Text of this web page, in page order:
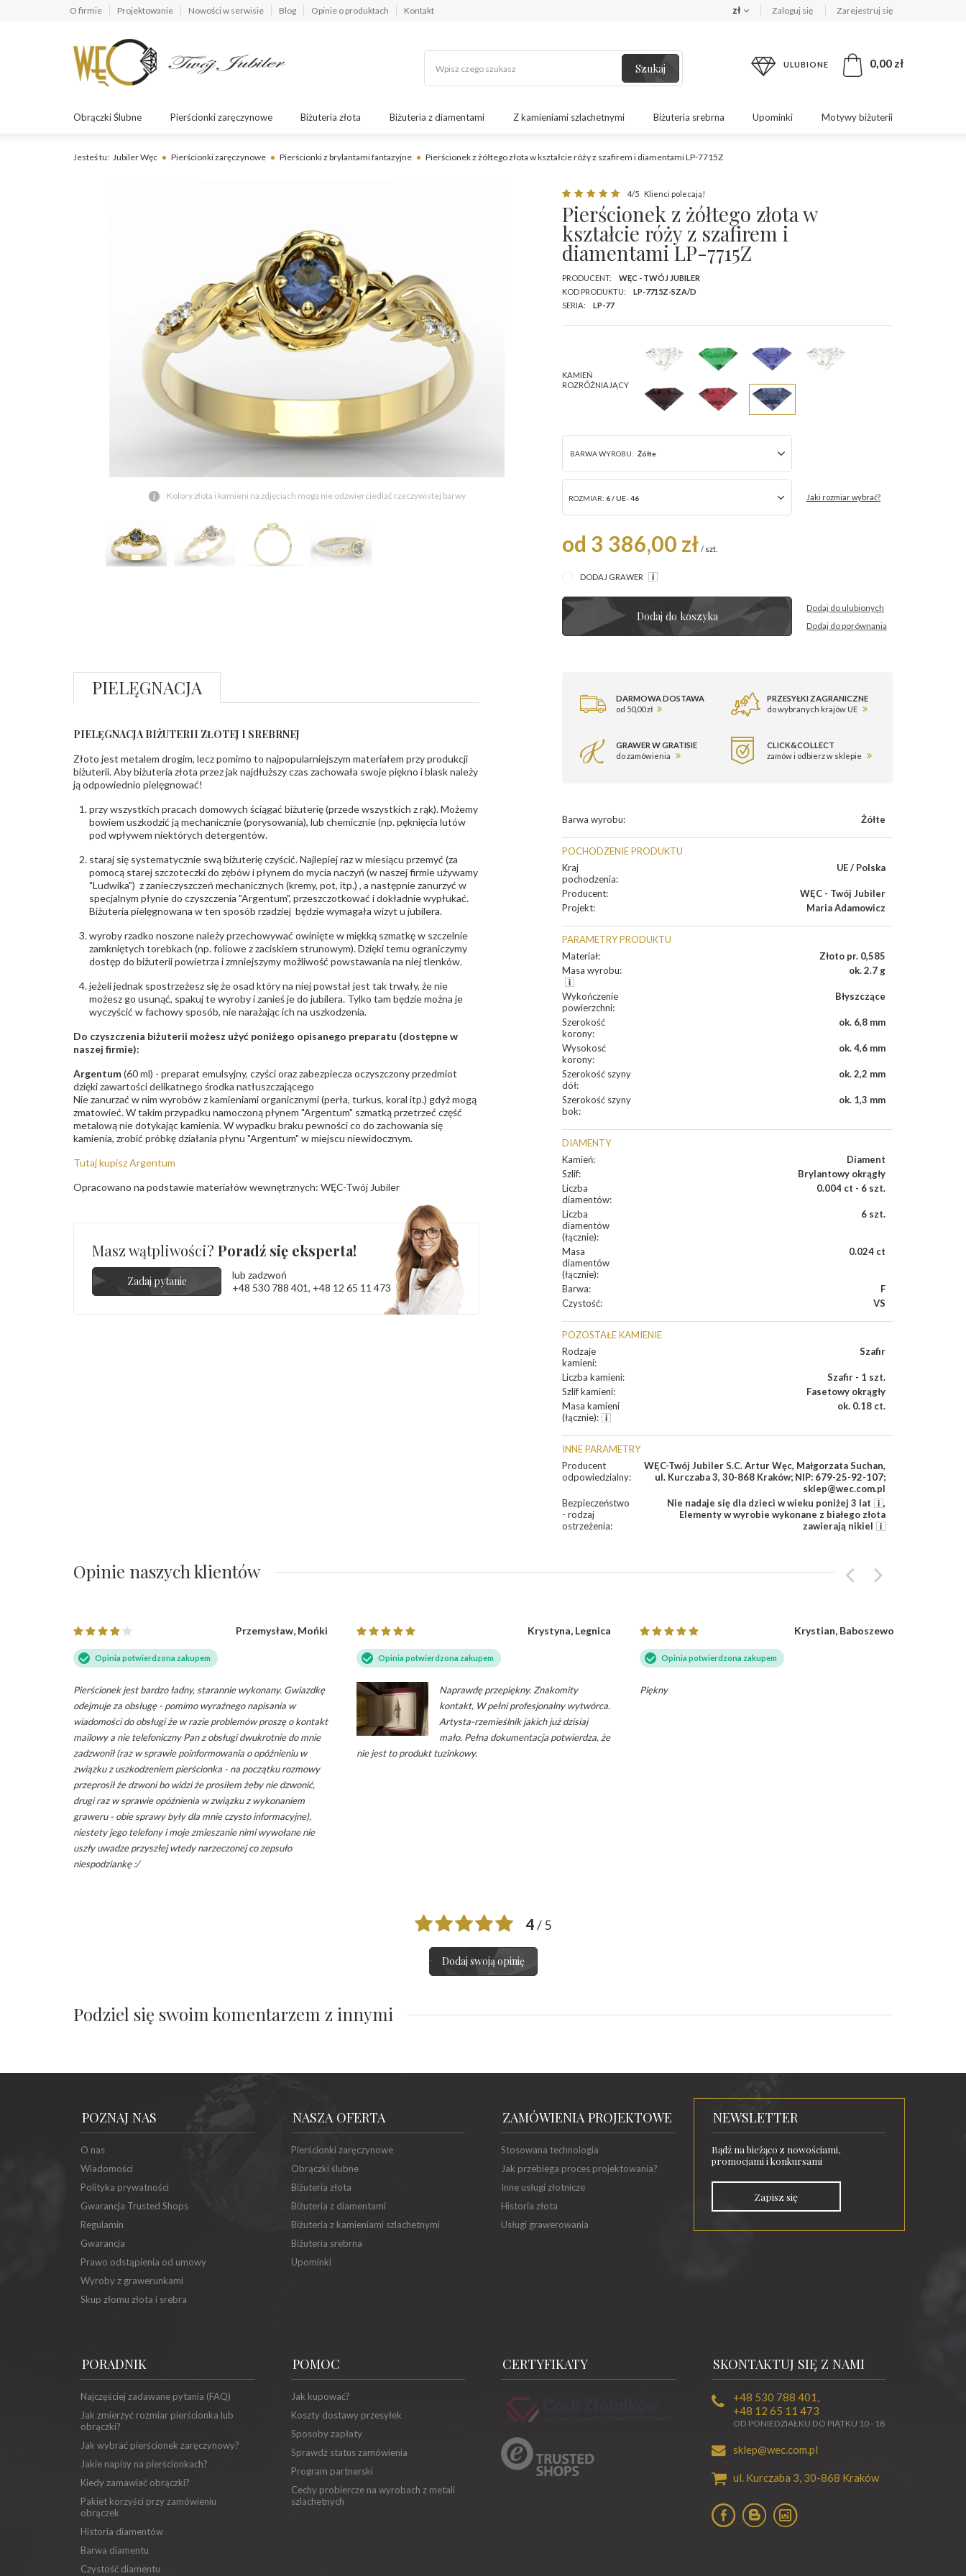
O firmie Projektowanie Nowości w serwisie Blog Opinie o produktach Kontakt zł Zaloguj się Zarejestruj się
Szukaj ULUBIONE 0,00 zł
Obrączki Ślubne Pierścionki zaręczynowe Biżuteria złota Biżuteria z diamentami Z kamieniami szlachetnymi Biżuteria srebrna Upominki Motywy biżuterii
Jesteś tu: Jubiler Węc Pierścionki zaręczynowe Pierścionki z brylantami fantazyjne Pierścionek z żółtego złota w kształcie róży z szafirem i diamentami LP-7715Z
Kolory złota i kamieni na zdjęciach mogą nie odzwierciedlać rzeczywistej barwy
4/5 Klienci polecają!
Pierścionek z żółtego złota w
kształcie róży z szafirem i
diamentami LP-7715Z
PRODUCENT:
WĘC - TWÓJ JUBILER
KOD PRODUKTU:
LP-7715Z-SZA/D
SERIA:
LP-77
KAMIEŃ
ROZRÓŻNIAJĄCY
BARWA WYROBU: Żółte
ROZMIAR: 6 / UE- 46 Jaki rozmiar wybrać?
od 3 386,00 zł / szt.
DODAJ GRAWER
Dodaj do koszyka
Dodaj do ulubionych
Dodaj do porównania
DARMOWA DOSTAWA
od 50,00 zł
PRZESYŁKI ZAGRANICZNE
do wybranych krajów UE
GRAWER W GRATISIE
do zamówienia
CLICK&COLLECT
zamów i odbierz w sklepie
Barwa wyrobu: Żółte
POCHODZENIE PRODUKTU
Kraj
pochodzenia:
UE / Polska
Producent:
WĘC - Twój Jubiler
Projekt: Maria Adamowicz
PARAMETRY PRODUKTU
Materiał:
Złoto pr. 0,585
Masa wyrobu: ok. 2.7 g
Wykończenie
powierzchni:
Błyszczące
Szerokość
korony:
ok. 6,8 mm
Wysokosć
korony:
ok. 4,6 mm
Szerokość szyny
dół:
ok. 2,2 mm
Szerokość szyny
bok:
ok. 1,3 mm
DIAMENTY
Kamień:
Diament
Szlif:
Brylantowy okrągły
Liczba
diamentów:
0.004 ct - 6 szt.
Liczba
diamentów
(łącznie):
6 szt.
Masa
diamentów
(łącznie):
0.024 ct
Barwa:
F
Czystość: VS
POZOSTAŁE KAMIENIE
Rodzaje
kamieni:
Szafir
Liczba kamieni:
Szafir - 1 szt.
Szlif kamieni:
Fasetowy okrągły
Masa kamieni
(łącznie):
ok. 0.18 ct.
INNE PARAMETRY
Producent
odpowiedzialny:
WĘC-Twój Jubiler S.C. Artur Węc, Małgorzata Suchan,
ul. Kurczaba 3, 30-868 Kraków; NIP: 679-25-92-107;
sklep@wec.com.pl
Bezpieczeństwo
- rodzaj
ostrzeżenia:
Nie nadaje się dla dzieci w wieku poniżej 3 lat
,
Elementy w wyrobie wykonane z białego złota
zawierają nikiel
PIELĘGNACJA
PIELĘGNACJA BIŻUTERII ZŁOTEJ I SREBRNEJ
Złoto jest metalem drogim, lecz pomimo to najpopularniejszym materiałem przy produkcji
biżuterii. Aby biżuteria złota przez jak najdłuższy czas zachowała swoje piękno i blask należy
ją odpowiednio pielęgnować!
przy wszystkich pracach domowych ściągać biżuterię (przede wszystkich z rąk). Możemy
bowiem uszkodzić ją mechanicznie (porysowania), lub chemicznie (np. pęknięcia lutów
pod wpływem niektórych detergentów.
staraj się systematycznie swą biżuterię czyścić. Najlepiej raz w miesiącu przemyć (za
pomocą starej szczoteczki do zębów i płynem do mycia naczyń (w naszej firmie używamy
"Ludwika") z zanieczyszczeń mechanicznych (kremy, pot, itp.) , a następnie zanurzyć w
specjalnym płynie do czyszczenia "Argentum", przeszczotkować i dokładnie wypłukać.
Biżuteria pielęgnowana w ten sposób rzadziej będzie wymagała wizyt u jubilera.
wyroby rzadko noszone należy przechowywać owinięte w miękką szmatkę w szczelnie
zamkniętych torebkach (np. foliowe z zaciskiem strunowym). Dzięki temu ograniczymy
dostęp do biżuterii powietrza i zmniejszymy możliwość powstawania na niej tlenków.
jeżeli jednak spostrzeżesz się że osad który na niej powstał jest tak trwały, że nie
możesz go usunąć, spakuj te wyroby i zanieś je do jubilera. Tylko tam będzie można je
wyczyścić w fachowy sposób, nie narażając ich na uszkodzenia.
Do czyszczenia biżuterii możesz użyć poniżego opisanego preparatu (dostępne w
naszej firmie):
Argentum(60 ml) - preparat emulsyjny, czyści oraz zabezpiecza oczyszczony przedmiot
dzięki zawartości delikatnego środka natłuszczającego
Nie zanurzać w nim wyrobów z kamieniami organicznymi (perła, turkus, koral itp.) gdyż mogą
zmatowieć. W takim przypadku namoczoną płynem "Argentum" szmatką przetrzeć część
metalową nie dotykając kamienia. W wypadku braku pewności co do zachowania się
kamienia, zrobić próbkę działania płynu "Argentum" w miejscu niewidocznym.
Tutaj kupisz Argentum
Opracowano na podstawie materiałów wewnętrznych: WĘC-Twój Jubiler
Masz wątpliwości? Poradź się eksperta!
Zadaj pytanie
lub zadzwoń
+48 530 788 401, +48 12 65 11 473
Opinie naszych klientów
Przemysław, Mońki
Opinia potwierdzona zakupem
Pierścionek jest bardzo ładny, starannie wykonany. Gwiazdkę
odejmuje za obsługę - pomimo wyraźnego napisania w
wiadomości do obsługi że w razie problemów proszę o kontakt
mailowy a nie telefoniczny Pan z obsługi dwukrotnie do mnie
zadzwonił (raz w sprawie poinformowania o opóźnieniu w
związku z uszkodzeniem pierścionka - na początku rozmowy
przeprosił że dzwoni bo widzi że prosiłem żeby nie dzwonić,
drugi raz w sprawie opóźnienia w związku z wykonaniem
graweru - obie sprawy były dla mnie czysto informacyjne),
niestety jego telefony i moje zmieszanie nimi wywołane nie
uszły uwadze przyszłej wtedy narzeczonej co zepsuło
niespodziankę :/
Krystyna, Legnica
Opinia potwierdzona zakupem
Naprawdę przepiękny. Znakomity
kontakt, W pełni profesjonalny wytwórca.
Artysta-rzemieślnik jakich już dzisiaj
mało. Pełna dokumentacja potwierdza, że
nie jest to produkt tuzinkowy.
Krystian, Baboszewo
Opinia potwierdzona zakupem
Piękny
4/ 5
Dodaj swoją opinię
Podziel się swoim komentarzem z innymi
POZNAJ NAS
O nas
Wiadomości
Polityka prywatności
Gwarancja Trusted Shops
Regulamin
Gwarancja
Prawo odstąpienia od umowy
Wyroby z grawerunkami
Skup złomu złota i srebra
NASZA OFERTA
Pierścionki zaręczynowe
Obrączki ślubne
Biżuteria złota
Biżuteria z diamentami
Biżuteria z kamieniami szlachetnymi
Biżuteria srebrna
Upominki
ZAMÓWIENIA PROJEKTOWE
Stosowana technologia
Jak przebiega proces projektowania?
Inne usługi złotnicze
Historia złota
Usługi grawerowania
NEWSLETTER
Bądź na bieżąco z nowościami,
promocjami i konkursami
Zapisz się
PORADNIK
Najczęściej zadawane pytania (FAQ)
Jak zmierzyć rozmiar pierścionka lub
obrączki?
Jak wybrać pierścionek zaręczynowy?
Jakie napisy na pierścionkach?
Kiedy zamawiać obrączki?
Pakiet korzyści przy zamówieniu
obrączek
Historia diamentów
Barwa diamentu
Czystość diamentu
POMOC
Jak kupować?
Koszty dostawy przesyłek
Sposoby zapłaty
Sprawdź status zamówienia
Program partnerski
Cechy probiercze na wyrobach z metali
szlachetnych
CERTYFIKATY SKONTAKTUJ SIĘ Z NAMI
+48 530 788 401 ,
+48 12 65 11 473
OD PONIEDZIAŁKU DO PIĄTKU 10 - 18
sklep@wec.com.pl
ul. Kurczaba 3, 30-868 Kraków